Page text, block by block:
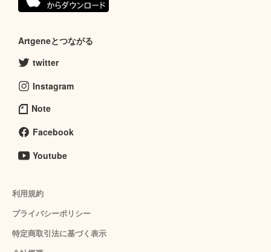
Artgeneとつながる
twitter
Instagram
Note
Facebook
Youtube
利用規約
プライバシーポリシー
特定商取引法に基づく表示